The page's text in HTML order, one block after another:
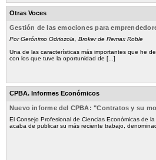
Otras Voces
Gestión de las emociones para
Por Gerónimo Odriozola, Broker de Remax Roble
Una de las características más importantes que he
con los que tuve la oportunidad de [...]
CPBA. Informes Económicos
Nuevo informe del CPBA: "Contratos y su
El Consejo Profesional de Ciencias Económicas de
acaba de publicar su más reciente trabajo,